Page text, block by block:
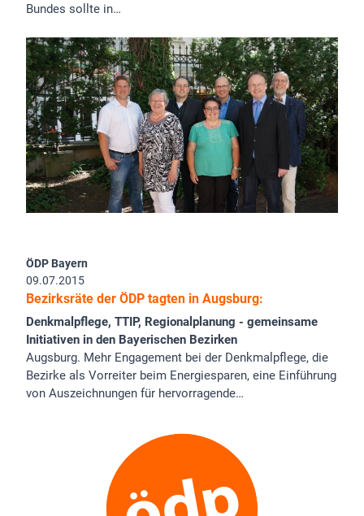
Bundes sollte in…
ÖDP Bayern
09.07.2015
Bezirksräte der ÖDP tagten in Augsburg:
Denkmalpflege, TTIP, Regionalplanung - gemeinsame
Initiativen in den Bayerischen Bezirken
Augsburg. Mehr Engagement bei der Denkmalpflege, die
Bezirke als Vorreiter beim Energiesparen, eine Einführung
von Auszeichnungen für hervorragende…